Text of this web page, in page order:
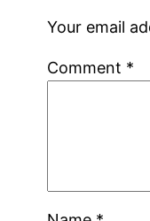
Your email
Comment *